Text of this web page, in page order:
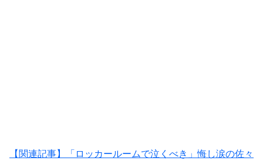
【関連記事】「ロッカールームで泣くべき」悔し涙の佐々